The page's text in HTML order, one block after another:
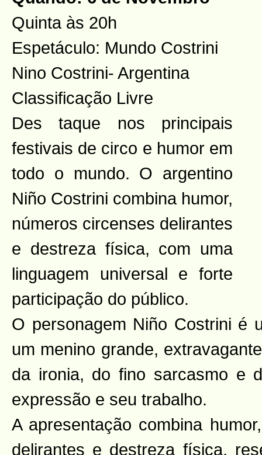
Quinta às 20h
Espetáculo: Mundo Costrini
Nino Costrini- Argentina
Classificação Livre
Destaque nos principais
festivais de circo e humor em
todo o mundo. O argentino
Niño Costrini combina humor,
números circenses delirantes
e destreza física, com uma
linguagem universal e forte
participação do público.
O personagem Niño Costrini é
um menino grande,
da ironia, do fino sarcasmo e
expressão e seu trabalho.
A apresentação combina
delirantes e destreza física,